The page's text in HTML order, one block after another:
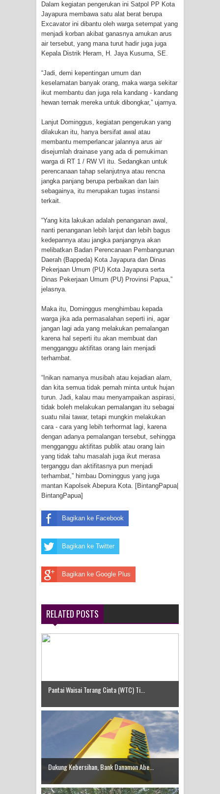
Dalam kegiatan pengerukan ini Satpol PP Kota
Jayapura membawa satu alat berat berupa
Excavator ini dibantu oleh warga setempat yang
menjadi korban akibat ganasnya amukan arus
air tersebut, yang mana turut hadir juga juga
Kepala Distrik Heram, H. Jaya Kusuma, SE.
“Jadi, demi kepentingan umum dan
keselamatan banyak orang, maka warga sekitar
ikut membantu dan juga rela kandang - kandang
hewan ternak mereka untuk dibongkar,” ujarnya.
Lanjut Dominggus, kegiatan pengerukan yang
dilakukan itu, hanya bersifat awal atau
membantu memperlancar jalannya arus air
disejumlah drainase yang ada di pemukiman
warga di RT 1 / RW VI itu. Sedangkan untuk
perencanaan tahap selanjutnya atau rencna
jangka panjang berupa perbaikan dan lain
sebagainya, itu merupakan tugas instansi
terkait.
“Yang kita lakukan adalah penanganan awal,
nanti penanganan lebih lanjut dan lebih bagus
kedepannya atau jangka panjangnya akan
melibatkan Badan Perencanaan Pembangunan
Daerah (Bappeda) Kota Jayapura dan Dinas
Pekerjaan Umum (PU) Kota Jayapura serta
Dinas Pekerjaan Umum (PU) Provinsi Papua,”
jelasnya.
Maka itu, Dominggus menghimbau kepada
warga jika ada permasalahan seperti ini, agar
jangan lagi ada yang melakukan pemalangan
karena hal seperti itu akan membuat dan
mengganggu aktifitas orang lain menjadi
terhambat.
“Inikan namanya musibah atau kejadian alam,
dan kita semua tidak pernah minta untuk hujan
turun. Jadi, kalau mau menyampaikan aspirasi,
tidak boleh melakukan pemalangan itu sebagai
suatu nilai tawar, tetapi mungkin melakukan
cara - cara yang lebih terhormat lagi, karena
dengan adanya pemalangan tersebut, sehingga
mengganggu aktifitas publik atau orang lain
yang tidak tahu masalah juga ikut merasa
terganggu dan aktifitasnya pun menjadi
terhambat,” himbau Dominggus yang juga
mantan Kapolsek Abepura Kota. [BintangPapua|
BintangPapua]
Bagikan ke Facebook
Bagikan ke Twitter
Bagikan ke Google Plus
RELATED POSTS
Pantai Waisai Torang Cinta (WTC) Ti...
Dukung Kebersihan, Bank Danamon Abe...